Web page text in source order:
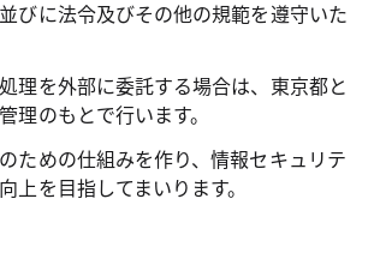
びに法令及びその他の規範を遵守いた
理を外部に委託する場合は、東京都と
理のもとで行います。
ための仕組みを作り、情報セキュリテ
上を目指してまいります。